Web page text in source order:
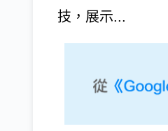
技，展示...